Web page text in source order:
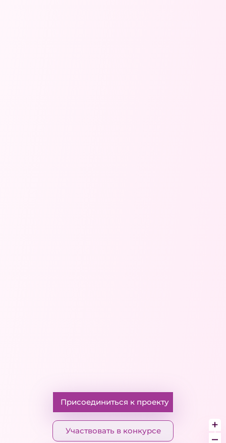
Присоединиться к проекту
Участвовать в конкурсе
+
–